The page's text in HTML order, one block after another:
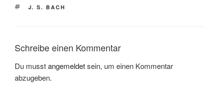
SCHLAGWÖRTER
J. S. BACH
Schreibe einen Kommentar
Du musstangemeldetsein, um einen Kommentar
abzugeben.